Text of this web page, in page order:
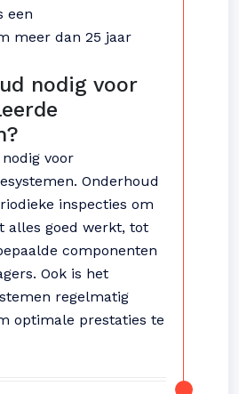
een
meer dan 25 jaar
nodig voor
voor
Onderhoud
inspecties om
alles goed werkt, tot
componenten
Ook is het
regelmatig
optimale prestaties te